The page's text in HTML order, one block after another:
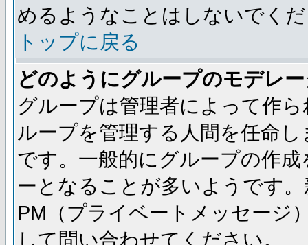
めるようなことはしないでく
トップに戻る
どのようにグループのモデレ
グループは管理者によって作
ループを管理する人間を任命
です。一般的にグループの作
ーとなることが多いようです
PM（プライベートメッセージ
して問い合わせてください。